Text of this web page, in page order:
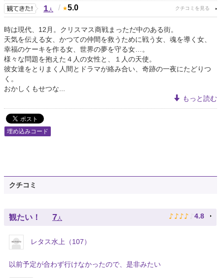
1人 / 5.0
時は現代、12月。クリスマス商戦まっただ中のある街。
天気を伝える女、かつての仲間を救うために戦う女、魂を導く女、
幸福のケーキを作る女、世界の夢を守る女…。
様々な問題を抱えた４人の女性と、１人の天使。
彼女達をとりまく人間とドラマが絡み合い、奇跡の一夜にたどりつ
く。
おかしくもせつな...
もっと読む
埋め込みコード
クチコミ
観たい！ 7人 ♪ ♪ ♪ ♪ ♪ 4.8
レタス水上（107）
以前予定が合わず行けなかったので、是非みたい